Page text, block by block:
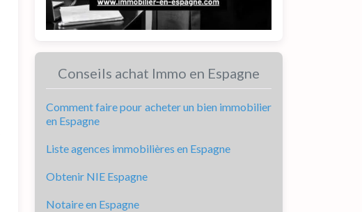
Conseils achat Immo en Espagne
Comment faire pour acheter un bien immobilier
en Espagne
Liste agences immobilières en Espagne
Obtenir NIE Espagne
Notaire en Espagne